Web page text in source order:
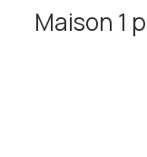
Maison 1 pièce(s) 1 chambre(s)